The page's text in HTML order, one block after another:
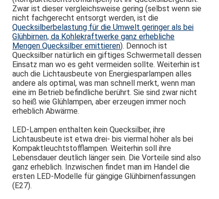
Zwar ist dieser vergleichsweise gering (selbst wenn sie
nicht fachgerecht entsorgt werden, ist die
Quecksilberbelastung für die Umwelt geringer als bei
Glühbirnen, da Kohlekraftwerke ganz erhebliche
Mengen Quecksilber emittieren). Dennoch ist
Quecksilber natürlich ein giftiges Schwermetall dessen
Einsatz man wo es geht vermeiden sollte. Weiterhin ist
auch die Lichtausbeute von Energiesparlampen alles
andere als optimal, was man schnell merkt, wenn man
eine im Betrieb befindliche berührt. Sie sind zwar nicht
so heiß wie Glühlampen, aber erzeugen immer noch
erheblich Abwärme.
LED-Lampen enthalten kein Quecksilber, ihre
Lichtausbeute ist etwa drei- bis viermal höher als bei
Kompaktleuchtstofflampen. Weiterhin soll ihre
Lebensdauer deutlich länger sein. Die Vorteile sind also
ganz erheblich. Inzwischen findet man im Handel die
ersten LED-Modelle für gängige Glühbirnenfassungen
(E27).